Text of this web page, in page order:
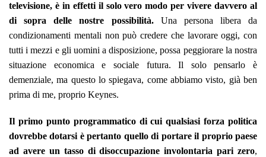
televisione, è in effetti il solo vero modo per vivere davvero al
di sopra delle nostre possibilità.Una persona libera da
condizionamenti mentali non può credere che lavorare oggi, con
tutti i mezzi e gli uomini a disposizione, possa peggiorare la nostra
situazione economica e sociale futura. Il solo pensarlo è
demenziale, ma questo lo spiegava, come abbiamo visto, già ben
prima di me, proprio Keynes.
Il primo punto programmatico di cui qualsiasi forza politica
dovrebbe dotarsi è pertanto quello di portare il proprio paese
ad avere un tasso di disoccupazione involontaria pari zero,